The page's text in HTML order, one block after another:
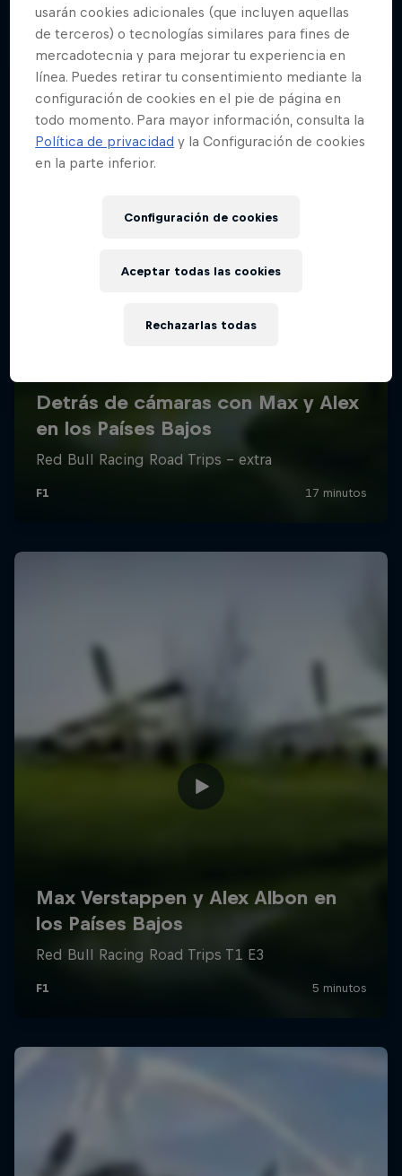
Más contenidos similares
usarán cookies adicionales (que incluyen aquellas
de terceros) o tecnologías similares para fines de
mercadotecnia y para mejorar tu experiencia en
línea. Puedes retirar tu consentimiento mediante la
configuración de cookies en el pie de página en
todo momento. Para mayor información, consulta la
Política de privacidad y la Configuración de cookies
en la parte inferior.
Configuración de cookies
Rechazarlas todas
Aceptar todas las cookies